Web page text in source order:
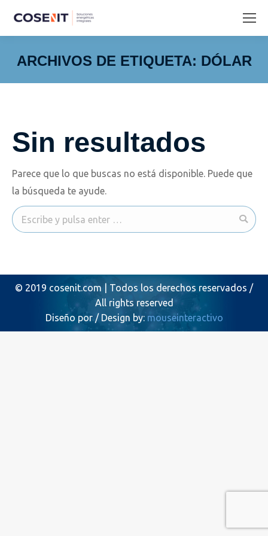
ARCHIVOS DE ETIQUETA: DÓLAR
Sin resultados
Parece que lo que buscas no está disponible. Puede que
la búsqueda te ayude.
Buscar:
© 2019 cosenit.com | Todos los derechos reservados /
All rights reserved
Diseño por / Design by: mouseinteractivo